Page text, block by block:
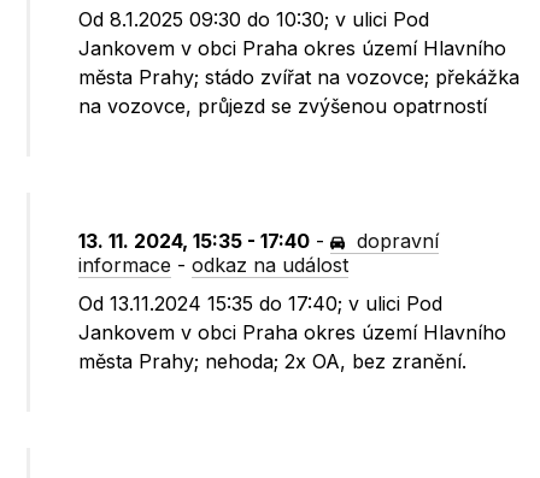
Od 8.1.2025 09:30 do 10:30; v ulici Pod
Jankovem v obci Praha okres území Hlavního
města Prahy; stádo zvířat na vozovce; překážka
na vozovce, průjezd se zvýšenou opatrností
13. 11. 2024, 15:35 - 17:40 -
dopravní
informace -odkaz na událost
Od 13.11.2024 15:35 do 17:40; v ulici Pod
Jankovem v obci Praha okres území Hlavního
města Prahy; nehoda; 2x OA, bez zranění.